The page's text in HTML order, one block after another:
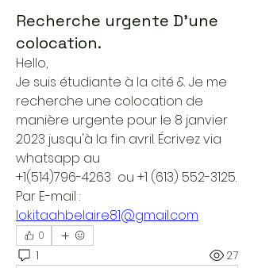
Recherche urgente D’une
colocation.
Hello,
Je suis étudiante à la cité & Je me
recherche une colocation de
manière urgente pour le 8 janvier
2023 jusqu'à la fin avril. Écrivez via
whatsapp au
+1(514)796-4263  ou +1 (613) 552-3125.
lokitaahbelaire81@gmail.com
0
1 27